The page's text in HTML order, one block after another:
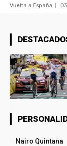
Vuelta a España
Nairo Quintana